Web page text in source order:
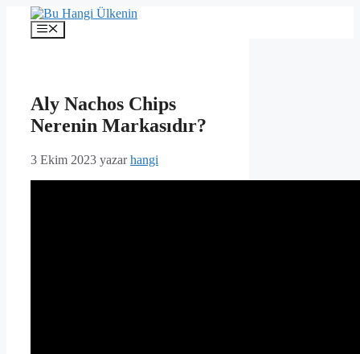
İçeriğe
Menü
Aly Nachos Chips
Nerenin Markasıdır?
3 Ekim 2023 yazarhangi